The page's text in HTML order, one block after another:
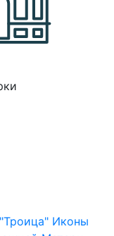
Иконы